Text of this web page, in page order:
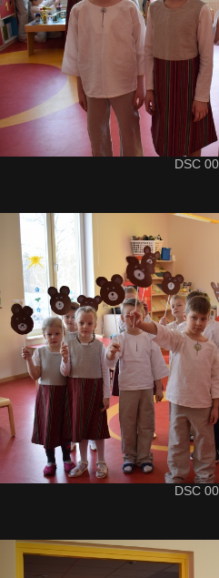
DSC
DSC